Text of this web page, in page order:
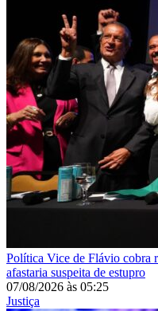
Política Vice de Flávio cobra
afastaria suspeita de estupro
07/08/2026 às 05:25
Justiça